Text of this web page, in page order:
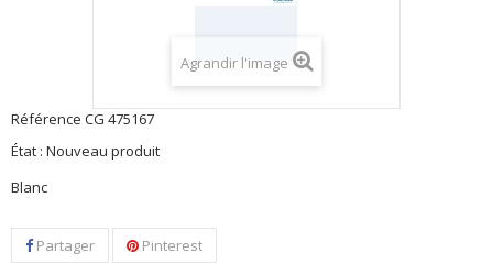
Agrandir l'image
Référence CG 475167
État : Nouveau produit
Blanc
Partager Pinterest